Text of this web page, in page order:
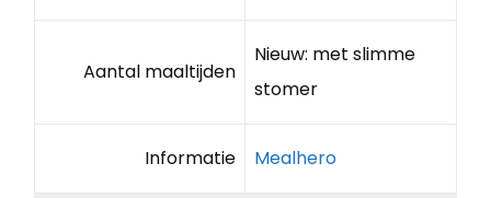
Aantal maaltijden
Nieuw: met slimme
stomer
Informatie Mealhero